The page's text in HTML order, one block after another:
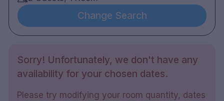
eller gå for en runde golf.
124 rom
Dobbelrom og familierom
Bad med dusj
Gratis wifi
Change Search
Sorry! Unfortunately, we don't have any
availability for your chosen dates.
Please try modifying your room quantity, dates